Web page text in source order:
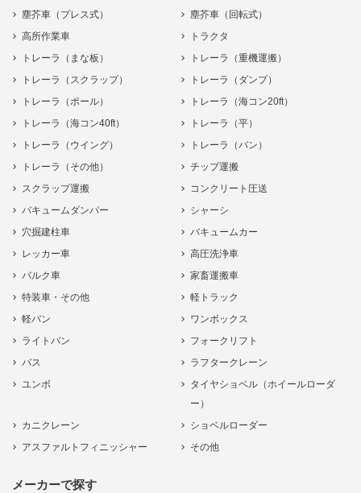
塵芥車（プレス式）
塵芥車（回転式）
高所作業車
トラクタ
トレーラ（まな板）
トレーラ（重機運搬）
トレーラ（スクラップ）
トレーラ（ダンプ）
トレーラ（ポール）
トレーラ（海コン20ft）
トレーラ（海コン40ft）
トレーラ（平）
トレーラ（ウイング）
トレーラ（バン）
トレーラ（その他）
チップ運搬
スクラップ運搬
コンクリート圧送
バキュームダンパー
シャーシ
穴掘建柱車
バキュームカー
レッカー車
高圧洗浄車
バルク車
家畜運搬車
特装車・その他
軽トラック
軽バン
ワンボックス
ライトバン
フォークリフト
バス
ラフタークレーン
ユンボ
タイヤショベル（ホイールローダ
ー）
カニクレーン
ショベルローダー
アスファルトフィニッシャー
その他
メーカーで探す